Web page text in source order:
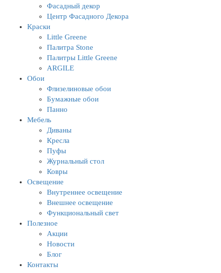
Фасадный декор
Центр Фасадного Декора
Краски
Little Greene
Палитра Stone
Палитры Little Greene
ARGILE
Обои
Флизелиновые обои
Бумажные обои
Панно
Мебель
Диваны
Кресла
Пуфы
Журнальный стол
Ковры
Освещение
Внутреннее освещение
Внешнее освещение
Функциональный свет
Полезное
Акции
Новости
Блог
Контакты